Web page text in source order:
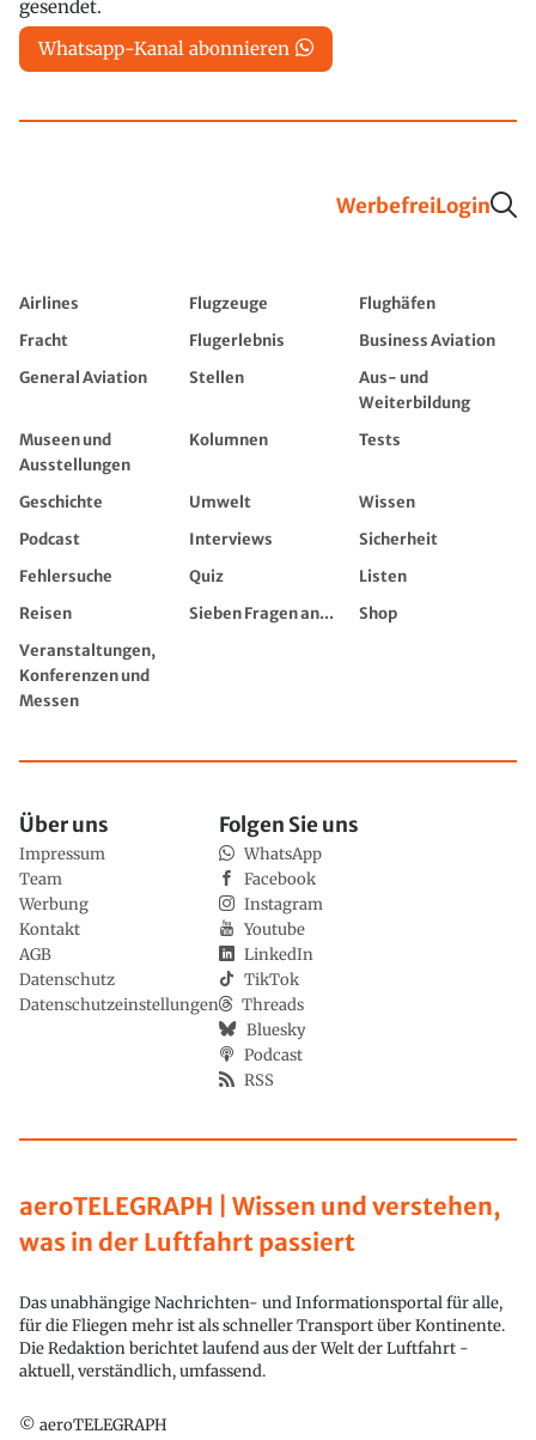
gesendet.
Whatsapp-Kanal abonnieren
WerbefreiLogin
Airlines Flugzeuge
Flughäfen
Fracht
Flugerlebnis
Business Aviation
General Aviation
Stellen
Aus- und
Weiterbildung
Museen und
Ausstellungen
Kolumnen Tests
Geschichte Umwelt
Wissen
Podcast
Interviews
Sicherheit
Fehlersuche
Quiz
Listen
Reisen
Sieben Fragen an...
Shop
Veranstaltungen,
Konferenzen und
Messen
aeroTELEGRAPH | Wissen und verstehen,
was in der Luftfahrt passiert
Das unabhängige Nachrichten- und Informationsportal für alle,
für die Fliegen mehr ist als schneller Transport über Kontinente.
Die Redaktion berichtet laufend aus der Welt der Luftfahrt -
aktuell, verständlich, umfassend.
© aeroTELEGRAPH
Über uns
Impressum
Team
Werbung
Kontakt
AGB
Datenschutz
Datenschutzeinstellungen
Folgen Sie uns
WhatsApp
Facebook
Instagram
Youtube
LinkedIn
TikTok
Threads
Bluesky
Podcast
RSS